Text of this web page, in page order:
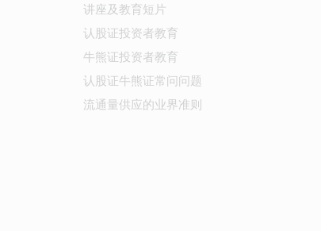
讲座及教育短片
认股证投资者教育
牛熊证投资者教育
认股证牛熊证常问问题
流通量供应的业界准则